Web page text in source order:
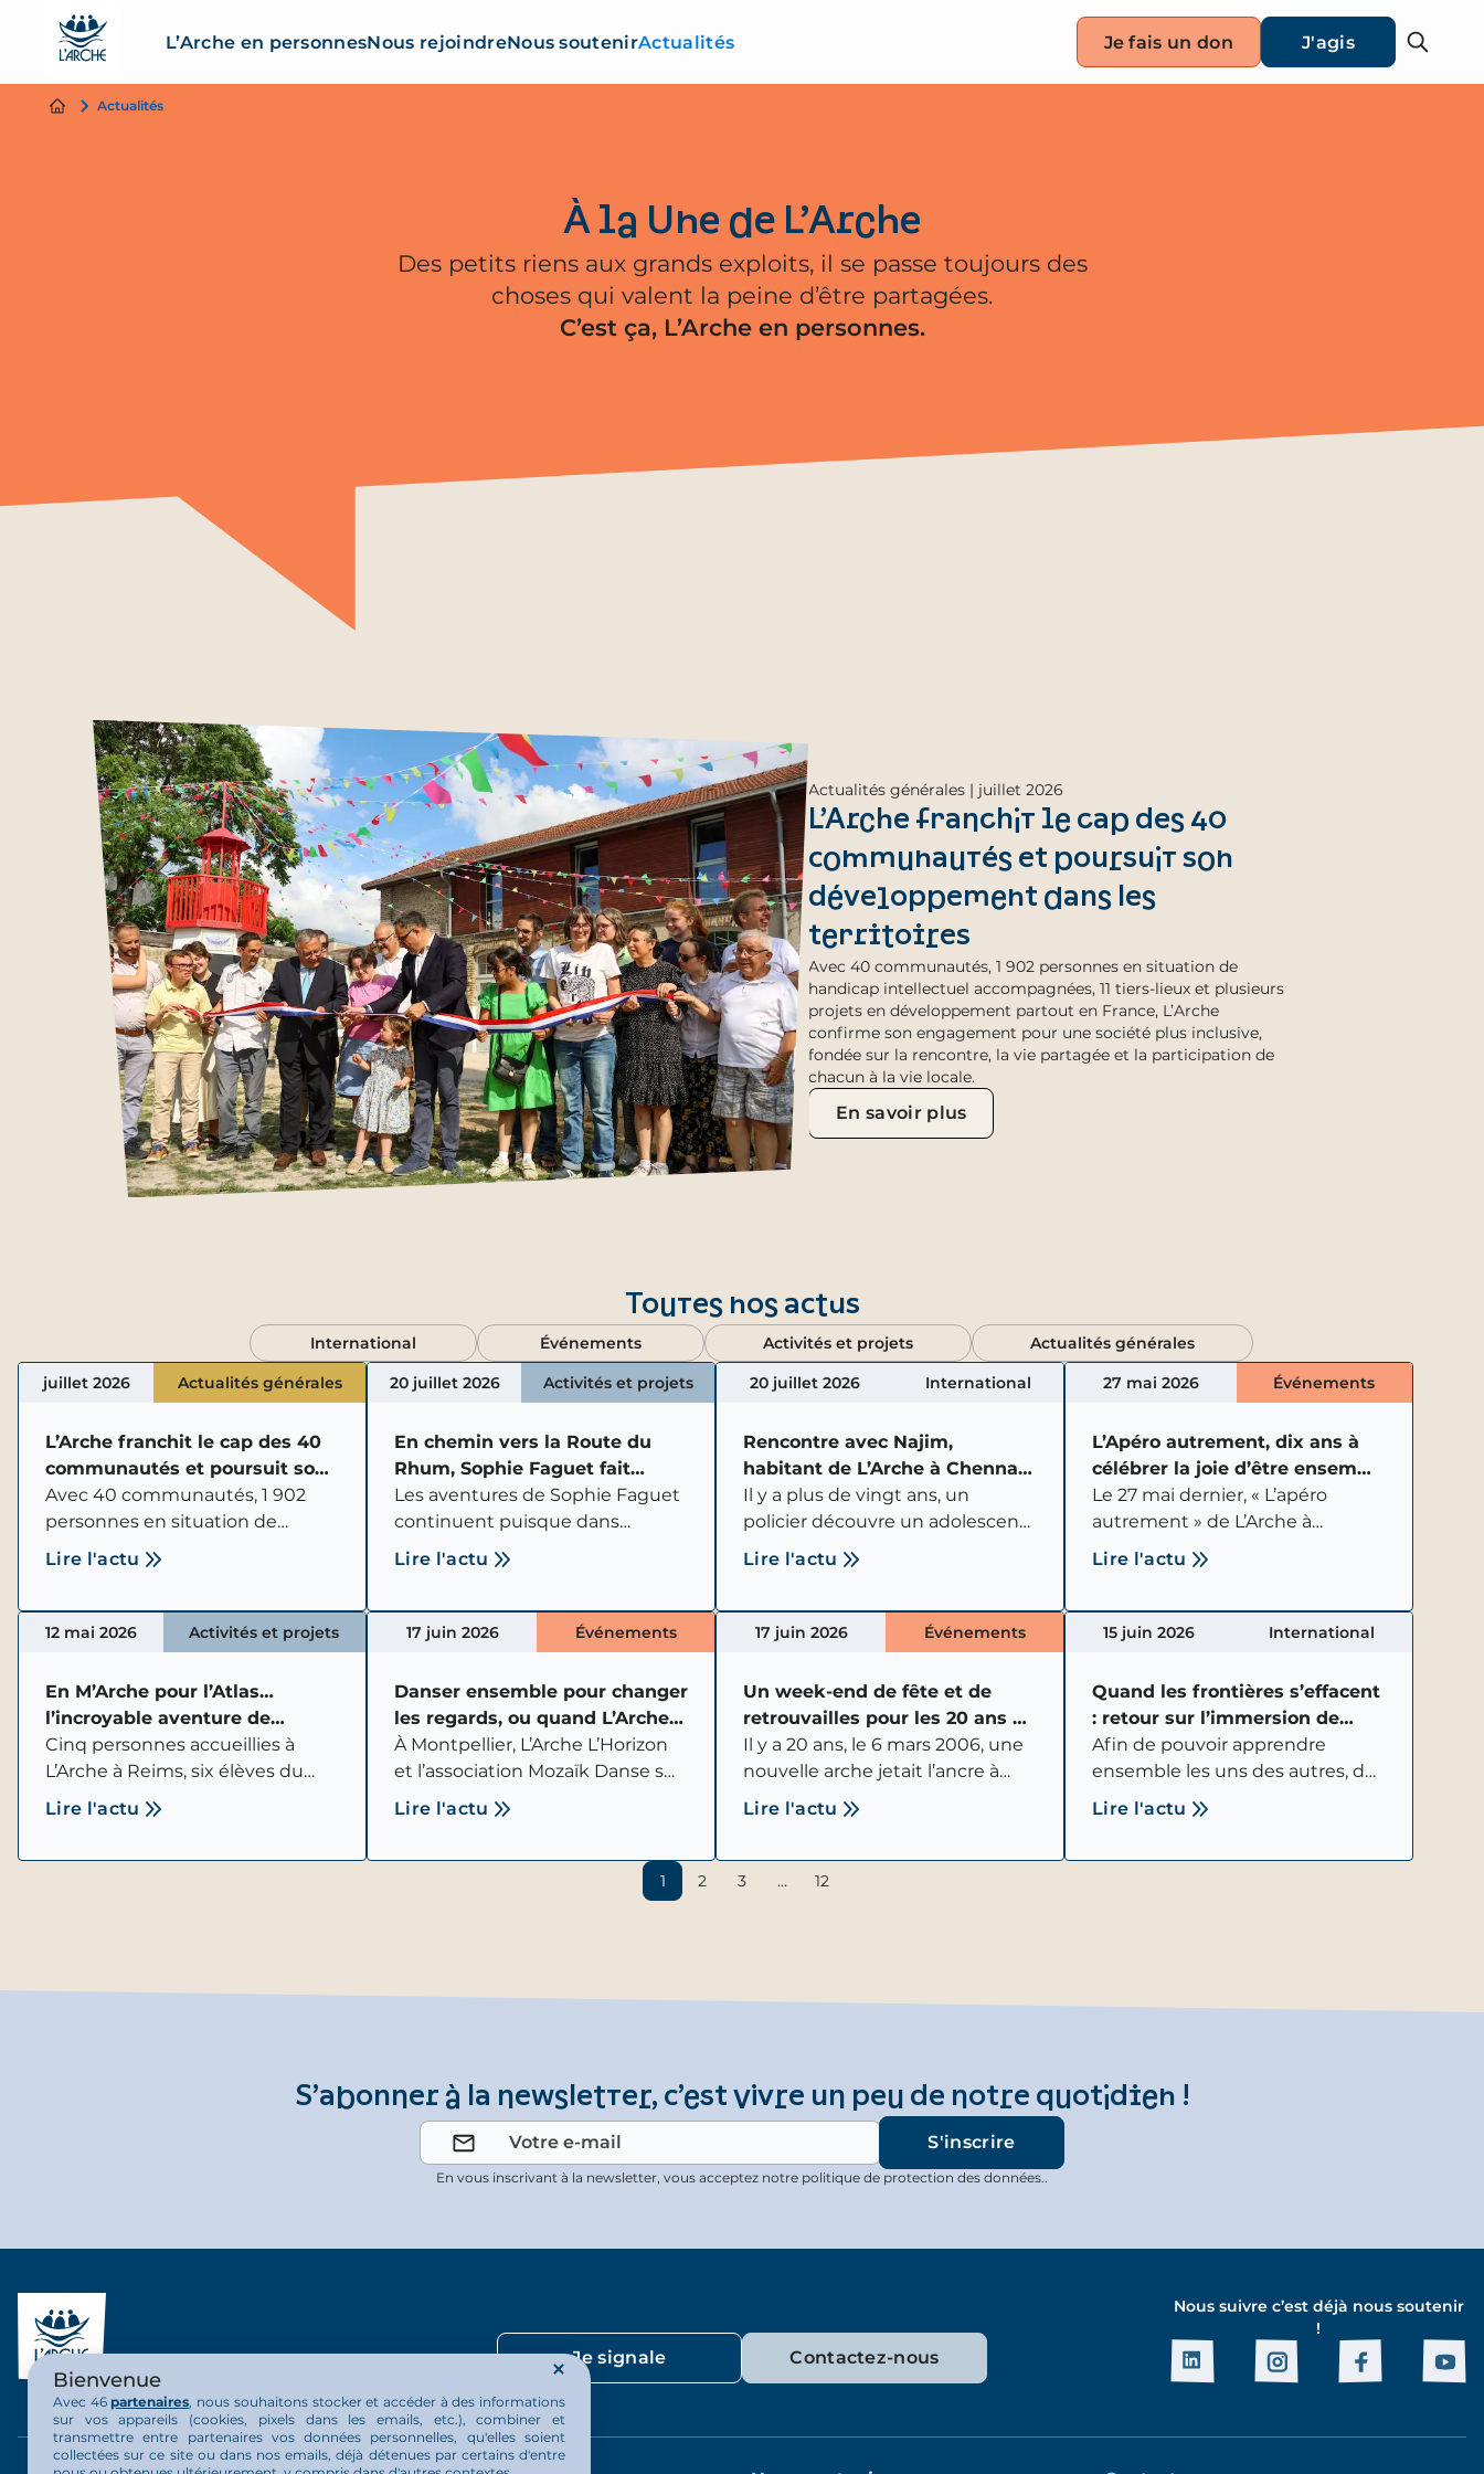
Je fais un don J'agis
L’Arche en personnesNous rejoindreNous soutenirActualités
Actualités
À la Une de L’Arche
Des petits riens aux grands exploits, il se passe toujours des
choses qui valent la peine d’être partagées.
C’est ça, L’Arche en personnes.
Actualités générales | juillet 2026
L’Arche franchit le cap des 40
communautés et poursuit son
développement dans les
territoires
Avec 40 communautés, 1 902 personnes en situation de
handicap intellectuel accompagnées, 11 tiers-lieux et plusieurs
projets en développement partout en France, L’Arche
confirme son engagement pour une société plus inclusive,
fondée sur la rencontre, la vie partagée et la participation de
chacun à la vie locale.
En savoir plus
Toutes nos actus
International Événements Activités et projets
Actualités générales
juillet 2026
Actualités générales
L’Arche franchit le cap des 40
communautés et poursuit son
développement dans les
territoires
Avec 40 communautés, 1 902
personnes en situation de
handicap intellectuel
accompagnées, 11 tiers-lieux et
développement partout en
France, L’Arche confirme son
engagement pour une société
plus inclusive, fondée sur la
rencontre, la vie partagée et la
participation de chacun à la vie
Lire l'actu
20 juillet 2026 Activités et projets
En chemin vers la Route du
Rhum, Sophie Faguet fait
escale à L’Arche au Havre !
Les aventures de Sophie Faguet
continuent puisque dans
quelques mois, le 1er novembre
prochain, la navigatrice
la 11e édition de la Route du
Rhum à Saint-Malo !
Lire l'actu
20 juillet 2026 International
Rencontre avec Najim,
habitant de L’Arche à Chennai
en Inde
Il y a plus de vingt ans, un
policier découvre un adolescent
errant dans les rues de Chennai,
Lire l'actu
27 mai 2026 Événements
L’Apéro autrement, dix ans à
célébrer la joie d’être ensemble
!Le 27 mai dernier, « L’apéro
autrement » de L’Arche à
Marseille a une nouvelle fois
rassemblé de nombreuses
et de convivialité.
Lire l'actu
12 mai 2026 Activités et projets
En M’Arche pour l’Atlas…
l’incroyable aventure de
L’Arche à Reims !
Cinq personnes accueillies à
L’Arche à Reims, six élèves du
lycée Jean XXIII de Reims, ainsi
que leurs accompagnateurs sont
Lire l'actu
17 juin 2026 Événements
Danser ensemble pour changer
les regards, ou quand L’Arche
L’Horizon rejoint Mozaïk Danse
À Montpellier, L’Arche L’Horizon
et l’association Mozaïk Danse se
sont associés autour d’un projet
de danse inclusive réunissant
Lire l'actu
17 juin 2026 Événements
Un week-end de fête et de
retrouvailles pour les 20 ans de
L’Arche à Beauvais !
Il y a 20 ans, le 6 mars 2006, une
nouvelle arche jetait l’ancre à
Beauvais. Deux décennies plus
tard, l’heure était venue de
humaine.
Lire l'actu
15 juin 2026 International
Quand les frontières s’effacent
: retour sur l’immersion de
L’Arche UK en France
Afin de pouvoir apprendre
ensemble les uns des autres, du
lundi 1er au dimanche 7 juin
2026, une délégation de L’Arche
Lire l'actu
1 2 3 … 12
S’abonner à la newsletter, c’est vivre un peu de notre quotidien !
En vous inscrivant à la newsletter, vous acceptez notre politique de protection des données..
Je signale Contactez-nous
Nous suivre c’est déjà nous soutenir
!
Bienvenue
Avec 46partenaires, nous souhaitons stocker et accéder à des informations
sur vos appareils (cookies, pixels dans les emails, etc.), combiner et
transmettre entre partenaires vos données personnelles, qu'elles soient
collectées sur ce site ou dans nos emails, déjà détenues par certains d'entre